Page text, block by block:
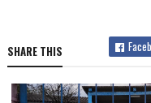
SHARE THIS